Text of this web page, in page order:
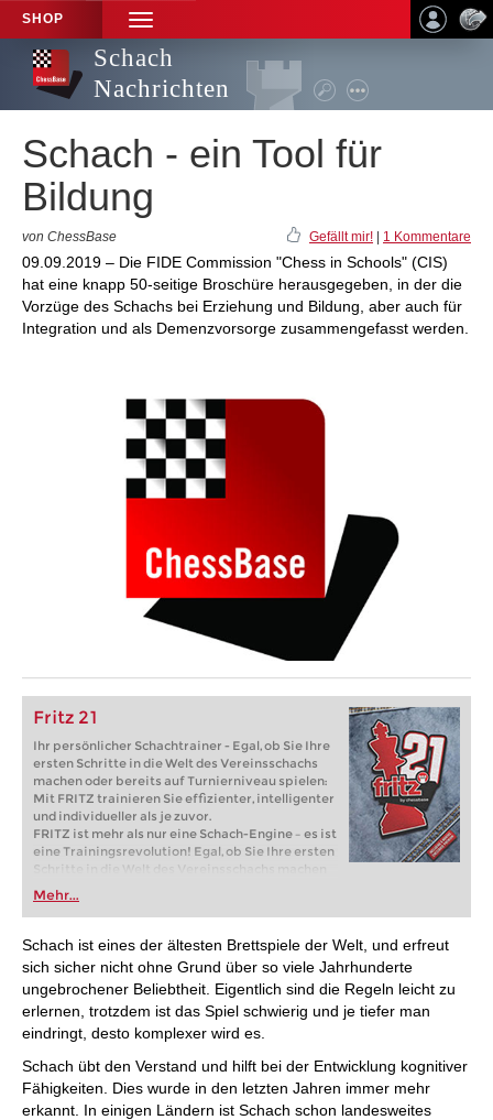
SHOP
TOGGLE
NAVIGATION
Schach
Nachrichten
Schach - ein Tool für
Bildung
von ChessBase Gefällt mir! 1 Kommentare
09.09.2019 – Die FIDE Commission "Chess in Schools" (CIS)
hat eine knapp 50-seitige Broschüre herausgegeben, in der die
Vorzüge des Schachs bei Erziehung und Bildung, aber auch für
Integration und als Demenzvorsorge zusammengefasst werden.
Fritz 21
Ihr persönlicher Schachtrainer - Egal, ob Sie Ihre
ersten Schritte in die Welt des Vereinsschachs
machen oder bereits auf Turnierniveau spielen:
Mit FRITZ trainieren Sie effizienter, intelligenter
und individueller als je zuvor.
FRITZ ist mehr als nur eine Schach-Engine – es ist
eine Trainingsrevolution! Egal, ob Sie Ihre ersten
Schritte in die Welt des Vereinsschachs machen
oder bereits auf Turnierniveau spielen: Mit
FRITZ trainieren Sie effizienter, intelligenter und
individueller als je zuvor.
Mehr...
Schach ist eines der ältesten Brettspiele der Welt, und erfreut
sich sicher nicht ohne Grund über so viele Jahrhunderte
ungebrochener Beliebtheit. Eigentlich sind die Regeln leicht zu
erlernen, trotzdem ist das Spiel schwierig und je tiefer man
eindringt, desto komplexer wird es.
Schach übt den Verstand und hilft bei der Entwicklung kognitiver
Fähigkeiten. Dies wurde in den letzten Jahren immer mehr
erkannt. In einigen Ländern ist Schach schon landesweites